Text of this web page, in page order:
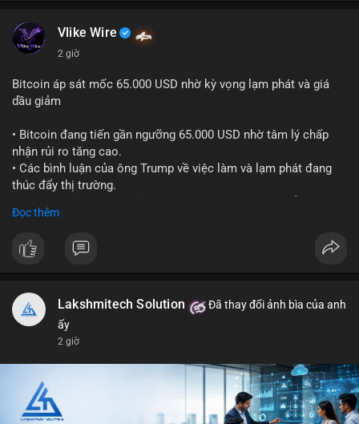
Vlike Wire
2 giờ
Bitcoin áp sát mốc 65.000 USD nhờ kỳ vọng lạm phát và giá
dầu giảm
• Bitcoin đang tiến gần ngưỡng 65.000 USD nhờ tâm lý chấp
nhận rủi ro tăng cao.
• Các bình luận của ông Trump về việc làm và lạm phát đang
thúc đẩy thị trường.
tăng của tài sản rủi ro.
phiếu kho bạc và chỉ số USD có giảm hay không.
$btc
📰 Nguồn: CoinDesk
Đọc thêm
Lakshmitech Solution
Đã thay đổi ảnh bìa của anh
ấy
2 giờ